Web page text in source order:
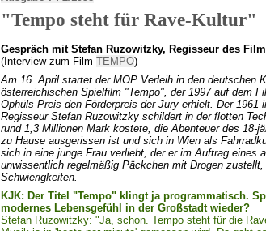
"Tempo steht für Rave-Kultur"
Gespräch mit Stefan Ruzowitzky, Regisseur des
(Interview zum FilmTEMPO)
Am 16. April startet der MOP Verleih in den deutschen
österreichischen Spielfilm "Tempo", der 1997 auf dem
Ophüls-Preis den Förderpreis der Jury erhielt. Der 1961
Regisseur Stefan Ruzowitzky schildert in der flotten
rund 1,3 Millionen Mark kostete, die Abenteuer des 18-
zu Hause ausgerissen ist und sich in Wien als
sich in eine junge Frau verliebt, der er im Auftrag eines
unwissentlich regelmäßig Päckchen mit Drogen
Schwierigkeiten.
KJK: Der Titel "Tempo" klingt ja programmatisch.
modernes Lebensgefühl in der Großstadt wieder?
Stefan Ruzowitzky: "Ja, schon. Tempo steht für die